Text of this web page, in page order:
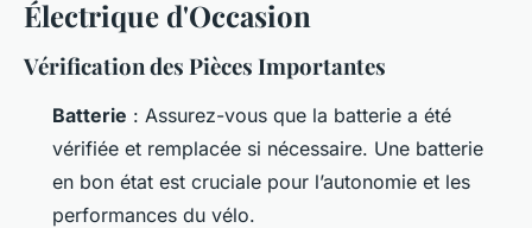
Électrique d'Occasion
Vérification des Pièces Importantes
Batterie : Assurez-vous que la batterie a été
vérifiée et remplacée si nécessaire. Une batterie
en bon état est cruciale pour l’autonomie et les
performances du vélo.